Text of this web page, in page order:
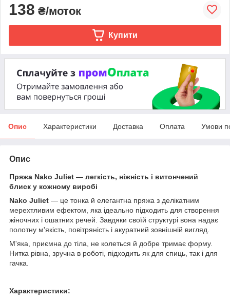
138 ₴/моток
Купити
Опис Характеристики Доставка Оплата Умови
Опис
Пряжа Nako Juliet — легкість, ніжність і витончений
блиск у кожному виробі
Nako Juliet — це тонка й елегантна пряжа з делікатним
мерехтливим ефектом, яка ідеально підходить для створення
жіночних і ошатних речей. Завдяки своїй структурі вона надає
полотну м'якість, повітряність і акуратний зовнішній вигляд.
М'яка, приємна до тіла, не колеться й добре тримає форму.
Нитка рівна, зручна в роботі, підходить як для спиць, так і для
гачка.
Характеристики: